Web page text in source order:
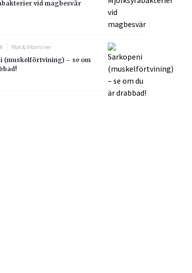
vid magbesvär
Mat & Vitaminer
(muskelförtvining) – se om